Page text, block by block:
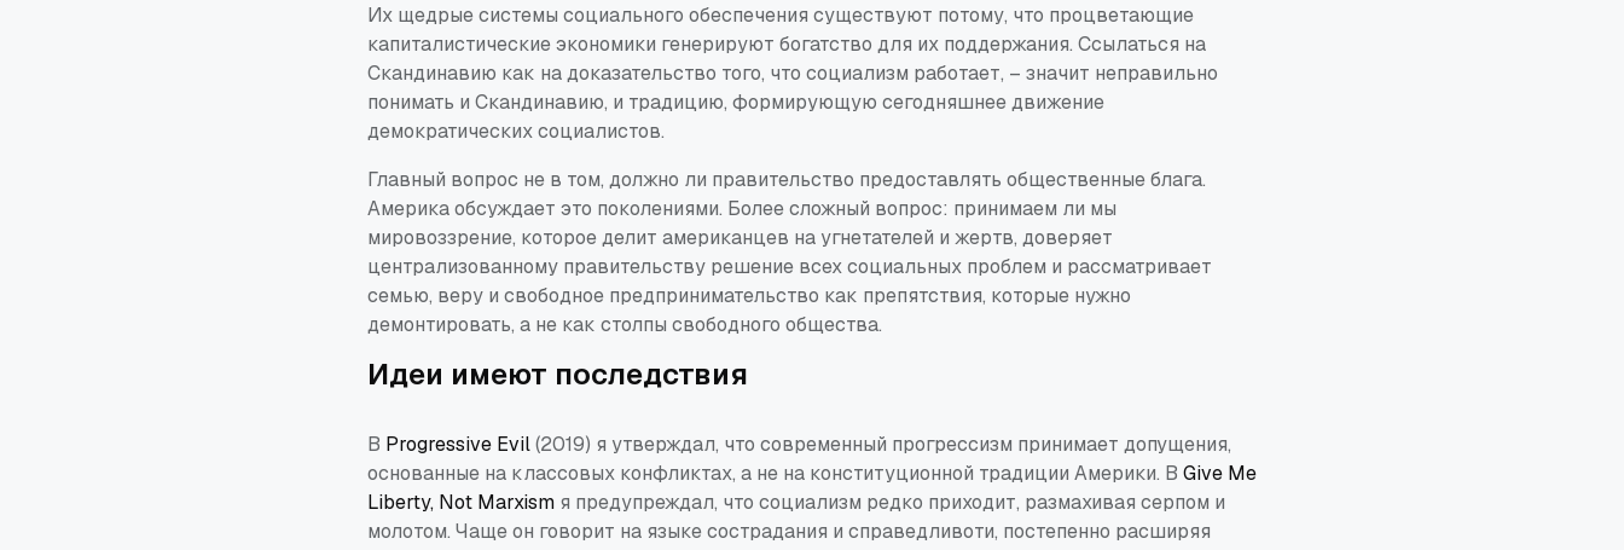
Их щедрые системы социального обеспечения существуют потому, что процветающие
капиталистические экономики генерируют богатство для их поддержания. Ссылаться на
Скандинавию как на доказательство того, что социализм работает, – значит неправильно
понимать и Скандинавию, и традицию, формирующую сегодняшнее движение
демократических социалистов.
Главный вопрос не в том, должно ли правительство предоставлять общественные блага.
Америка обсуждает это поколениями. Более сложный вопрос: принимаем ли мы
мировоззрение, которое делит американцев на угнетателей и жертв, доверяет
централизованному правительству решение всех социальных проблем и рассматривает
семью, веру и свободное предпринимательство как препятствия, которые нужно
демонтировать, а не как столпы свободного общества.
Идеи имеют последствия
В Progressive Evil(2019) я утверждал, что современный прогрессизм принимает допущения,
основанные на классовых конфликтах, а не на конституционной традиции Америки. В Give Me
Liberty, Not Marxism я предупреждал, что социализм редко приходит, размахивая серпом и
молотом. Чаще он говорит на языке сострадания и справедливоти, постепенно расширяя